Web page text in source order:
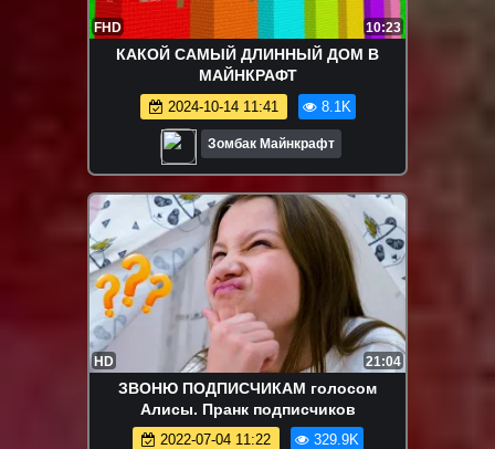
FHD 10:23
КАКОЙ САМЫЙ ДЛИННЫЙ ДОМ В
МАЙНКРАФТ
2024-10-14 11:41 8.1K
Зомбак Майнкрафт
HD 21:04
ЗВОНЮ ПОДПИСЧИКАМ голосом
Алисы. Пранк подписчиков
2022-07-04 11:22 329.9K